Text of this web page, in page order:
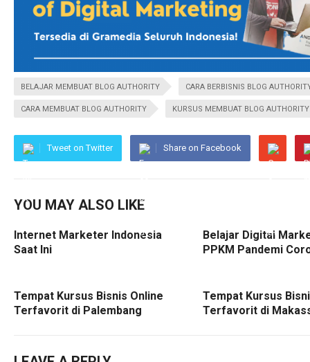
BELAJAR MEMBUAT BLOG AUTHORITY CARA BERBISNIS BLOG
CARA MEMBUAT BLOG AUTHORITY KURSUS MEMBUAT BLOG AUTHORITY
Tweet on Twitter Share on Facebook
YOU MAY ALSO LIKE
Internet Marketer Indonesia
Saat Ini
Belajar Digital
PPKM Pandemi
Tempat Kursus Bisnis Online
Terfavorit di Palembang
Tempat Kursus
Terfavorit di